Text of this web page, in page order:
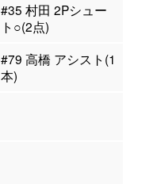
#35 村田 2Pシュー
ト○(2点)
#79 高橋 アシスト(1
本)